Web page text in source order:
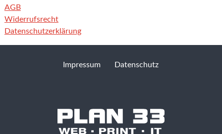
AGB
Widerrufsrecht
Datenschutzerklärung
Impressum Datenschutz